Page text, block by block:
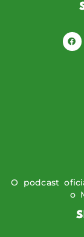
O podcast
o